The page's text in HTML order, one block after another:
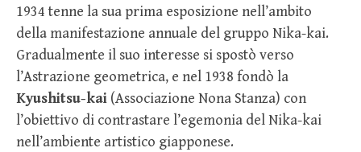
1934 tenne la sua prima esposizione nell’ambito
della manifestazione annuale del gruppo Nika-kai.
Gradualmente il suo interesse si spostò verso
l’Astrazione geometrica, e nel 1938 fondò la
Kyushitsu-kai (Associazione Nona Stanza) con
l’obiettivo di contrastare l’egemonia del Nika-kai
nell’ambiente artistico giapponese.